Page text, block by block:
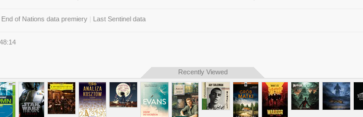
End of Nations data premiery Last Sentinel data
Recently Viewed